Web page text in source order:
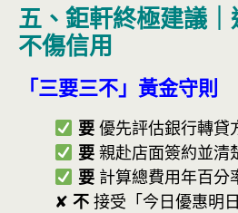
五、鉅軒終極建議
不傷信用
「三要三不」黃金守則
要優先評估銀行轉貸
要親赴店面簽約並清
要計算總費用年百分
✘ 不 接受「今日優惠明